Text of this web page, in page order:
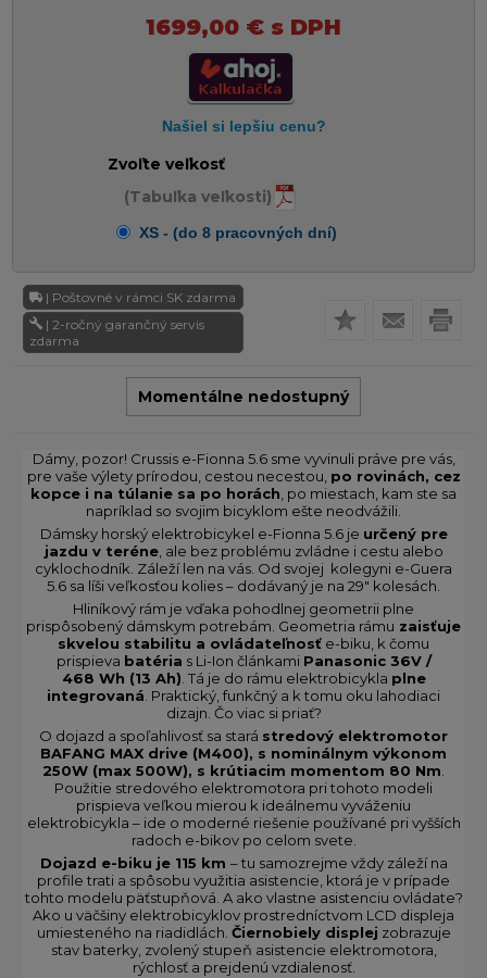
1699,00 € s DPH
Zvoľte veľkosť
(Tabuľka veľkosti)
XS - (do 8 pracovných dní)
| Poštovné v rámci SK zdarma
| 2-ročný garančný servis
zdarma
Momentálne nedostupný
Dámy, pozor! Crussis e-Fionna 5.6 sme vyvinuli práve pre vás,
pre vaše výlety prírodou, cestou necestou, po rovinách, cez
kopce i na túlanie sa po horách, po miestach, kam ste sa
napríklad so svojim bicyklom ešte neodvážili.
Dámsky horský elektrobicykel e-Fionna 5.6 je určený pre
jazdu v teréne, ale bez problému zvládne i cestu alebo
cyklochodník. Záleží len na vás. Od svojej kolegyni e-Guera
5.6 sa líši veľkosťou kolies – dodávaný je na 29" kolesách.
Hliníkový rám je vďaka pohodlnej geometrii plne
prispôsobený dámskym potrebám. Geometria rámu zaisťuje
skvelou stabilitu a ovládateľnosť e-biku, k čomu
prispieva batéria s Li-Ion článkami Panasonic 36V /
468 Wh (13 Ah). Tá je do rámu elektrobicykla plne
integrovaná. Praktický, funkčný a k tomu oku lahodiaci
dizajn. Čo viac si priať?
O dojazd a spoľahlivosť sa stará stredový elektromotor
BAFANG MAX drive (M400), s nominálnym výkonom
250W (max 500W), s krútiacim momentom 80 Nm.
Použitie stredového elektromotora pri tohoto modeli
prispieva veľkou mierou k ideálnemu vyváženiu
elektrobicykla – ide o moderné riešenie používané pri vyšších
radoch e-bikov po celom svete.
Dojazd e-biku je 115 km – tu samozrejme vždy záleží na
profile trati a spôsobu využitia asistencie, ktorá je v prípade
tohto modelu päťstupňová. A ako vlastne asistenciu ovládate?
Ako u väčšiny elektrobicyklov prostredníctvom LCD displeja
umiesteného na riadidlách. Čiernobiely displej zobrazuje
stav baterky, zvolený stupeň asistencie elektromotora,
rýchlosť a prejdenú vzdialenosť.